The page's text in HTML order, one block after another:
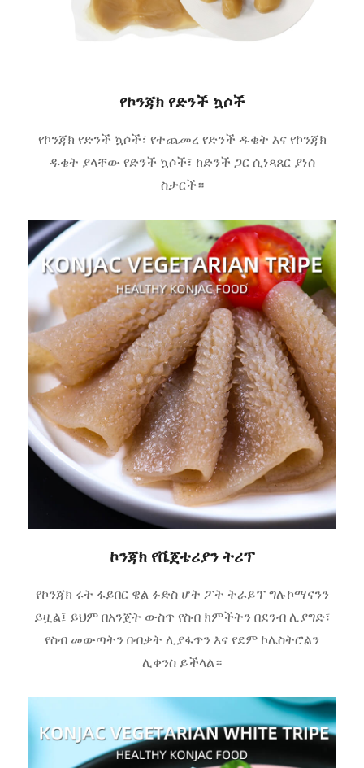
የኮንጃክ የድንች ኳሶች
የኮንጃክ የድንች ኳሶች፣ የተጨመረ የድንች ዱቄት እና የኮንጃክ
ዱቄት ያላቸው የድንች ኳሶች፣ ከድንች ጋር ሲነጻጸር ያነሰ
ስታርች።
ኮንጃክ የቬጀቴሪያን ትሪፕ
የኮንጃክ ሩት ፋይበር ዌል ፉድስ ሆት ፖት ትራይፕ ግሉኮማናንን
ይዟል፤ ይህም በአንጀት ውስጥ የስብ ክምችትን በደንብ ሊያግድ፣
የስብ መውጣትን በብቃት ሊያፋጥን እና የደም ኮሌስትሮልን
ሊቀንስ ይችላል።